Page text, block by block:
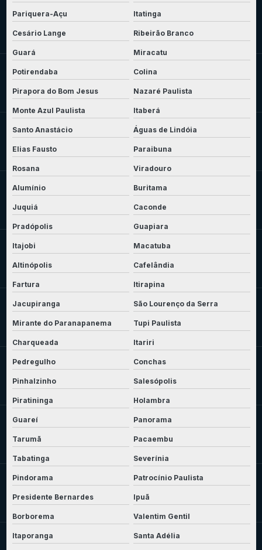
Pariquera-Açu Itatinga
Cesário Lange Ribeirão Branco
Guará Miracatu
Potirendaba Colina
Pirapora do Bom Jesus Nazaré Paulista
Monte Azul Paulista Itaberá
Santo Anastácio Águas de Lindóia
Elias Fausto Paraibuna
Rosana Viradouro
Alumínio Buritama
Juquiá Caconde
Pradópolis Guapiara
Itajobi Macatuba
Altinópolis Cafelândia
Fartura Itirapina
Jacupiranga São Lourenço da Serra
Mirante do Paranapanema Tupi Paulista
Charqueada Itariri
Pedregulho Conchas
Pinhalzinho Salesópolis
Piratininga Holambra
Guareí Panorama
Tarumã Pacaembu
Tabatinga Severínia
Pindorama Patrocínio Paulista
Presidente Bernardes Ipuã
Borborema Valentim Gentil
Itaporanga Santa Adélia